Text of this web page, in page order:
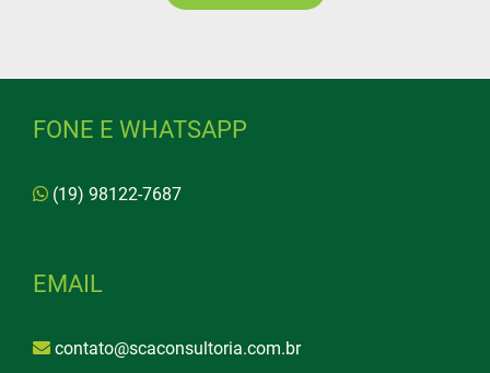
FONE E WHATSAPP
(19) 98122-7687
EMAIL
contato@scaconsultoria.com.br